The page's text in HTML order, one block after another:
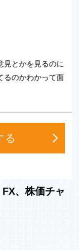
デスクトップの
るデバイスに対
どを探すこと
う。リアルタイ
ティ
ダーが、リアル
事を話し合いま
見とかを見るのに
るのかわかって面
る
、株価チャ